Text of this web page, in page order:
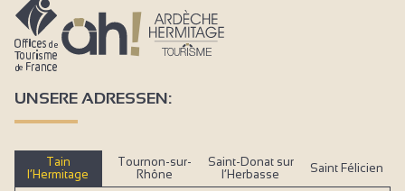
UNSERE ADRESSEN:
Tain
l’Hermitage
Tournon-sur-
Rhône
Saint-Donat sur
l’Herbasse
Saint Félicien